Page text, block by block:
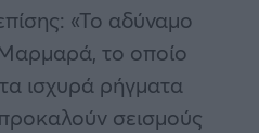
«Το αδύναμο
το οποίο
ισχυρά ρήγματα
σεισμούς